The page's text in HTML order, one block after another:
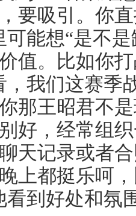
吸引。你直
可能想“是不
值。比如你
，我们这赛季
那王昭君不
好，经常组
天记录或者
上都挺乐呵
看到好处和氛